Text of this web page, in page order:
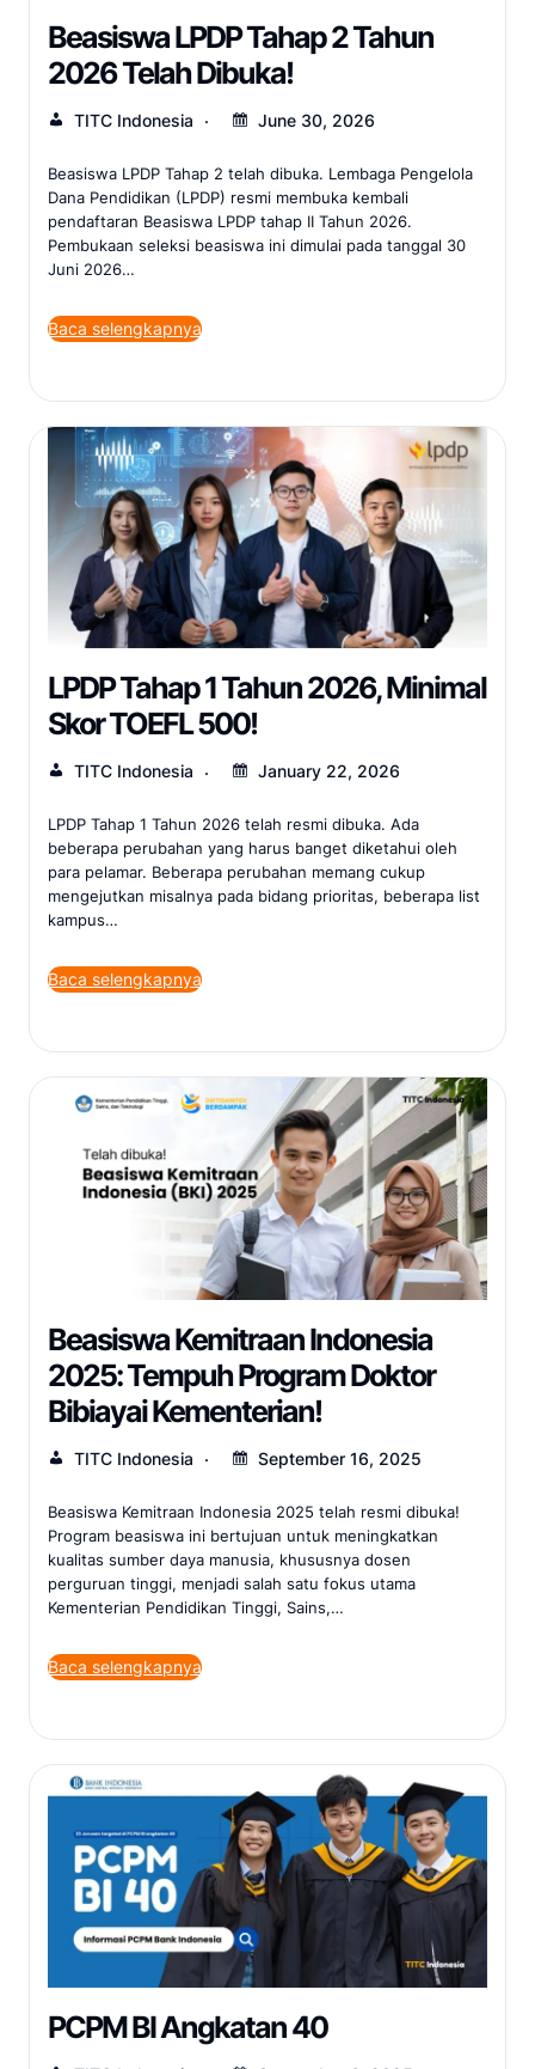
Beasiswa LPDP Tahap 2 Tahun
2026 Telah Dibuka!
TITC Indonesia June 30, 2026
Beasiswa LPDP Tahap 2 telah dibuka. Lembaga Pengelola
Dana Pendidikan (LPDP) resmi membuka kembali
pendaftaran Beasiswa LPDP tahap II Tahun 2026.
Pembukaan seleksi beasiswa ini dimulai pada tanggal 30
Juni 2026…
Baca selengkapnya
LPDP Tahap 1 Tahun 2026, Minimal
Skor TOEFL 500!
TITC Indonesia January 22, 2026
LPDP Tahap 1 Tahun 2026 telah resmi dibuka. Ada
beberapa perubahan yang harus banget diketahui oleh
para pelamar. Beberapa perubahan memang cukup
mengejutkan misalnya pada bidang prioritas, beberapa list
kampus…
Baca selengkapnya
Beasiswa Kemitraan Indonesia
2025: Tempuh Program Doktor
Bibiayai Kementerian!
TITC Indonesia September 16, 2025
Beasiswa Kemitraan Indonesia 2025 telah resmi dibuka!
Program beasiswa ini bertujuan untuk meningkatkan
kualitas sumber daya manusia, khususnya dosen
perguruan tinggi, menjadi salah satu fokus utama
Kementerian Pendidikan Tinggi, Sains,…
Baca selengkapnya
PCPM BI Angkatan 40